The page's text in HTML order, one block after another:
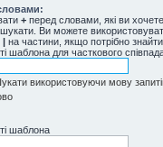
+ перед словами, які ви
Ви можете
| на частини, якщо потрібно
шаблона для часткового
використовуючи мову
шаблона